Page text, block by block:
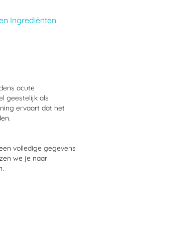
Ingrediënten
ns acute
geestelijk als
ervaart dat het
.
volledige gegevens
we je naar